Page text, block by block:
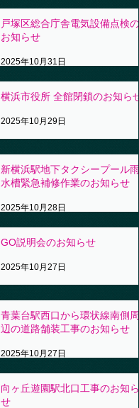
戸塚区総合庁舎電気設備点検の
お知らせ
2025年10月31日
横浜市役所 全館閉鎖のお知らせ
2025年10月29日
新横浜駅地下タクシープール雨
水槽緊急補修作業のお知らせ
2025年10月28日
GO説明会のお知らせ
2025年10月27日
青葉台駅西口から環状線南側周
辺の道路舗装工事のお知らせ
2025年10月27日
向ヶ丘遊園駅北口工事のお知ら
せ